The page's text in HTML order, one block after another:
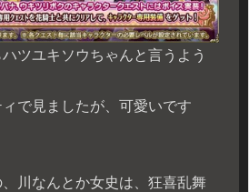
ツユキソウちゃんと言うよう
で見ましたが、可愛いです
川なんとか女史は、狂喜乱舞